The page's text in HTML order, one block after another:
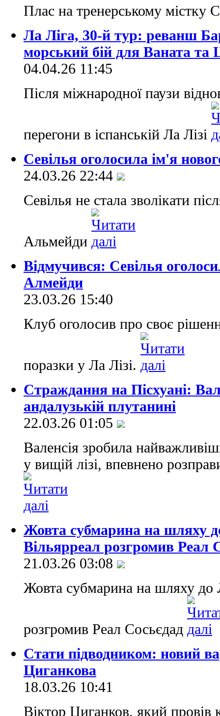
Плас на тренерському містку
Ла Ліга, 30-й тур: реванш
морський бій для Ваната та
04.04.26 11:45
Після міжнародної паузи
перегони в іспанській Ла Лізі
Севілья оголосила ім'я
24.03.26 22:44
Севілья не стала зволікати
Альмейди
Відмучився: Севілья
Алмейди
23.03.26 15:40
Клуб оголосив про своє
поразки у Ла Лізі.
Страждання на Пісхуані:
андалузькій плутанині
22.03.26 01:05
Валенсія зробила
у вищій лізі, впевнено
Жовта субмарина на шляху
Вільярреал розгромив Реал
21.03.26 03:08
Жовта субмарина на шляху до
розгромив Реал Сосьєдад
Стати підводником: новий
Циганкова
18.03.26 10:41
Віктор Циганков, який провів